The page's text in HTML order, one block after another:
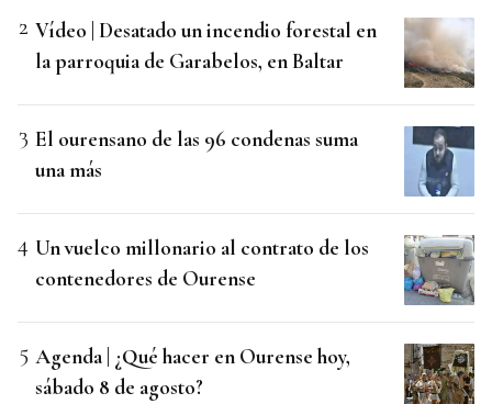
Vídeo | Desatado un incendio forestal en
la parroquia de Garabelos, en Baltar
El ourensano de las 96 condenas suma
una más
Un vuelco millonario al contrato de los
contenedores de Ourense
Agenda | ¿Qué hacer en Ourense hoy,
sábado 8 de agosto?